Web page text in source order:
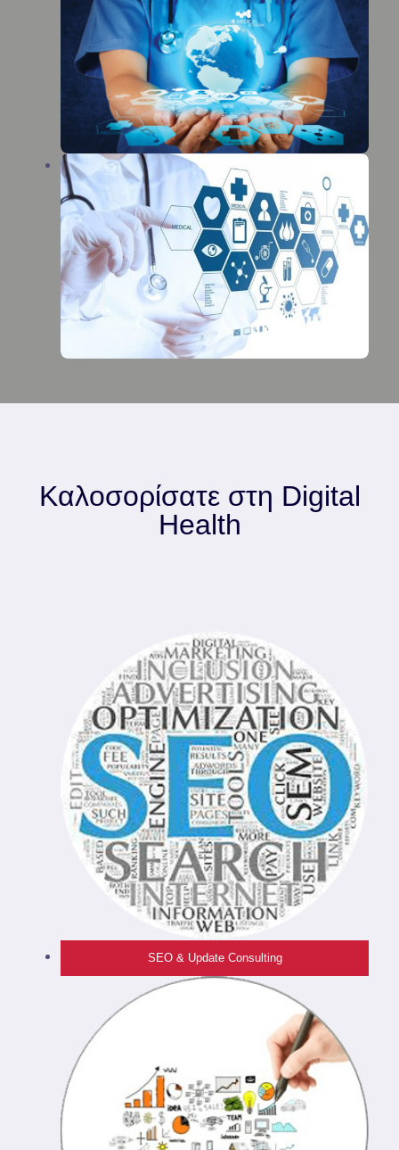
Καλοσορίσατε στη Digital
Health
SEO & Update Consulting